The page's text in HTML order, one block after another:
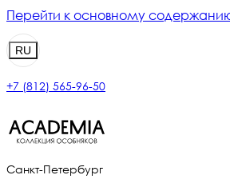
Перейти к основному
RU
+7 (812) 565-96-50
Санкт-Петербург